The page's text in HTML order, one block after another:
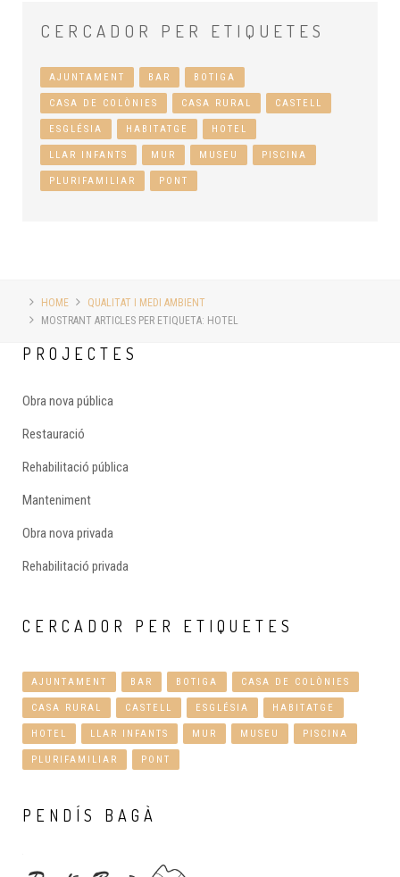
CERCADOR PER ETIQUETES
AJUNTAMENT BAR BOTIGA
CASA DE COLÒNIES CASA RURAL CASTELL
ESGLÉSIA HABITATGE HOTEL
LLAR INFANTS MUR MUSEU PISCINA
PLURIFAMILIAR PONT
HOME
QUALITAT I MEDI AMBIENT
MOSTRANT ARTICLES PER ETIQUETA: HOTEL
PROJECTES
Obra nova pública
Restauració
Rehabilitació pública
Manteniment
Obra nova privada
Rehabilitació privada
CERCADOR PER ETIQUETES
AJUNTAMENT BAR BOTIGA CASA DE COLÒNIES
CASA RURAL CASTELL ESGLÉSIA HABITATGE
HOTEL LLAR INFANTS MUR MUSEU PISCINA
PLURIFAMILIAR PONT
PENDÍS BAGÀ